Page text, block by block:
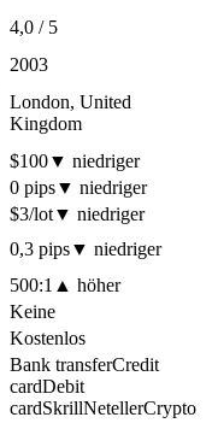
4,0 / 5
2003
London, United
Kingdom
$100▼ niedriger
0 pips▼ niedriger
$3/lot▼ niedriger
0,3 pips▼ niedriger
500:1 ▲ höher
Keine
Kostenlos
Bank transferCredit
cardDebit
cardSkrillNetellerCrypto